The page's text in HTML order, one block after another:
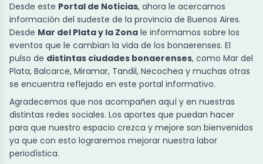
Desde este Portal de Noticias, ahora le acercamos
información del sudeste de la provincia de Buenos Aires.
Desde Mar del Plata y la Zona le informamos sobre los
eventos que le cambian la vida de los bonaerenses. El
pulso de distintas ciudades bonaerenses, como Mar del
Plata, Balcarce, Miramar, Tandil, Necochea y muchas otras
se encuentra reflejado en este portal informativo.
Agradecemos que nos acompañen aquí y en nuestras
distintas redes sociales. Los aportes que puedan hacer
para que nuestro espacio crezca y mejore son bienvenidos
ya que con esto lograremos mejorar nuestra labor
periodística.